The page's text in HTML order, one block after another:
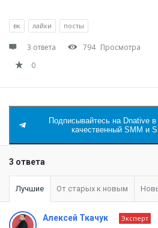
вк лайки посты
3 ответа 794 Просмотра
0
Подписывайтесь на Dnative
качественный SMM и
3 ответа
Лучшие От старых к новым
Алексей Ткачук
Эксперт